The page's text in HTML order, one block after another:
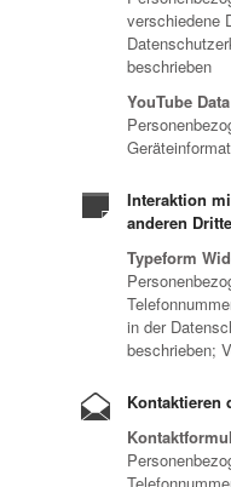
verschiedene
beschrieben
YouTube
Interaktion
anderen
Typeform
in der
beschrieben;
Kontaktieren